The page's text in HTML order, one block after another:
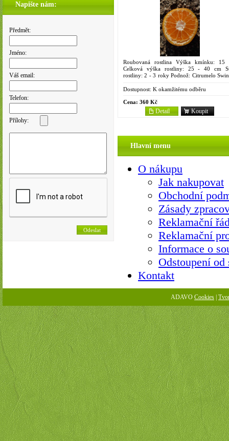
Napište nám:
Předmět:
Jméno:
Váš email:
Telefon:
Přílohy:
Roubovaná rostlina Výška kmínku: 15
Celková výška rostliny: 25 - 40 cm
rostliny: 2 - 3 roky Podnož: Citrumelo
bezsemenný klon odrůdy...
Dostupnost: K okamžitému odběru
Cena: 360 Kč
Koupit
Detail
Hlavní menu
O nákupu
Jak nakupovat
Obchodní
Zásady
Reklamační
Reklamační
Informace o
Odstoupení
Kontakt
ADAVO Cookies |